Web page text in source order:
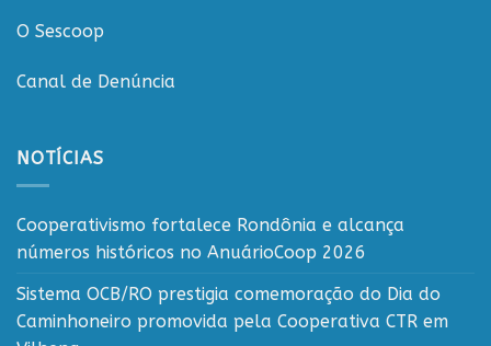
O Sescoop
Canal de Denúncia
NOTÍCIAS
Cooperativismo fortalece Rondônia e alcança
números históricos no AnuárioCoop 2026
Sistema OCB/RO prestigia comemoração do Dia do
Caminhoneiro promovida pela Cooperativa CTR em